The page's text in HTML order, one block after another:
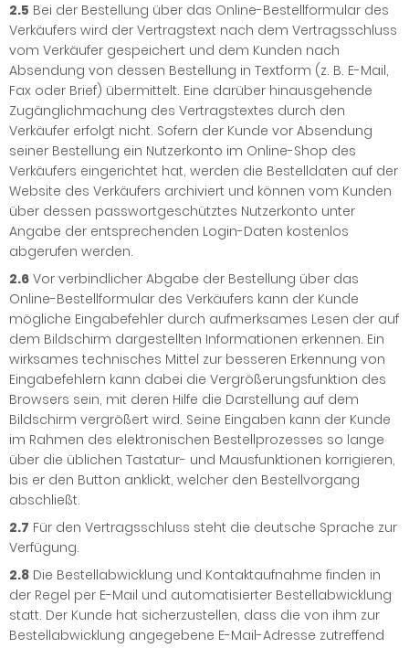
2.5 Bei der Bestellung über das Online-Bestellformular des
Verkäufers wird der Vertragstext nach dem Vertragsschluss
vom Verkäufer gespeichert und dem Kunden nach
Absendung von dessen Bestellung in Textform (z. B. E-Mail,
Fax oder Brief) übermittelt. Eine darüber hinausgehende
Zugänglichmachung des Vertragstextes durch den
Verkäufer erfolgt nicht. Sofern der Kunde vor Absendung
seiner Bestellung ein Nutzerkonto im Online-Shop des
Verkäufers eingerichtet hat, werden die Bestelldaten auf der
Website des Verkäufers archiviert und können vom Kunden
über dessen passwortgeschütztes Nutzerkonto unter
Angabe der entsprechenden Login-Daten kostenlos
abgerufen werden.
2.6 Vor verbindlicher Abgabe der Bestellung über das
Online-Bestellformular des Verkäufers kann der Kunde
mögliche Eingabefehler durch aufmerksames Lesen der auf
dem Bildschirm dargestellten Informationen erkennen. Ein
wirksames technisches Mittel zur besseren Erkennung von
Eingabefehlern kann dabei die Vergrößerungsfunktion des
Browsers sein, mit deren Hilfe die Darstellung auf dem
Bildschirm vergrößert wird. Seine Eingaben kann der Kunde
im Rahmen des elektronischen Bestellprozesses so lange
über die üblichen Tastatur- und Mausfunktionen korrigieren,
bis er den Button anklickt, welcher den Bestellvorgang
abschließt.
2.7 Für den Vertragsschluss steht die deutsche Sprache zur
Verfügung.
2.8 Die Bestellabwicklung und Kontaktaufnahme finden in
der Regel per E-Mail und automatisierter Bestellabwicklung
statt. Der Kunde hat sicherzustellen, dass die von ihm zur
Bestellabwicklung angegebene E-Mail-Adresse zutreffend